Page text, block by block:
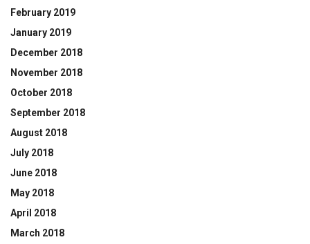
February 2019
January 2019
December 2018
November 2018
October 2018
September 2018
August 2018
July 2018
June 2018
May 2018
April 2018
March 2018